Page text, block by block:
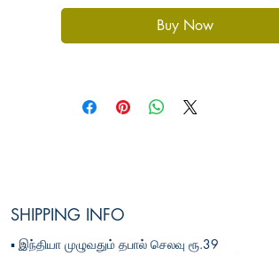
Buy Now
SHIPPING INFO
▪︎இந்தியா முழுவதும் தபால் செலவு ரூ.39